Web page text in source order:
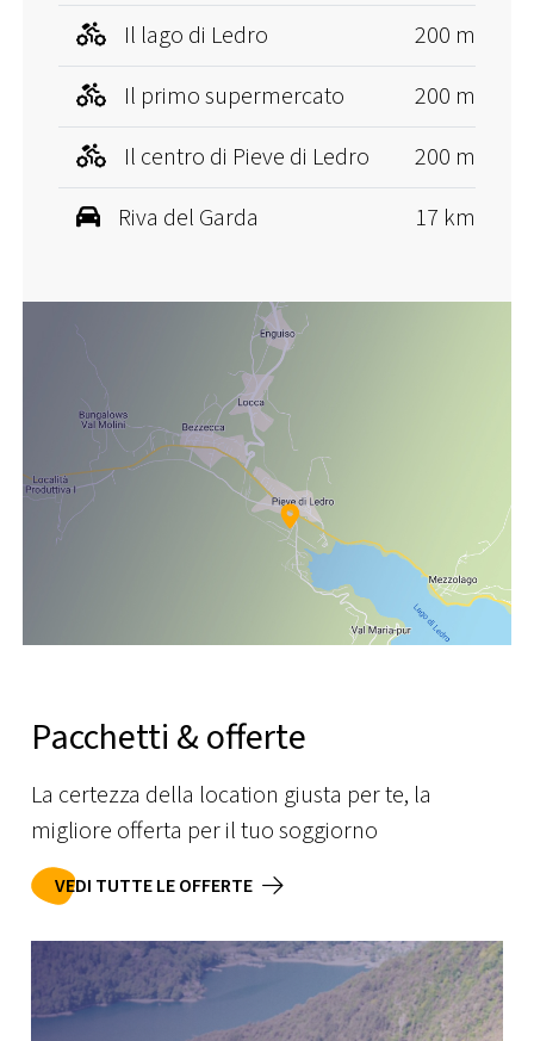
Il lago di Ledro
200 m
Il primo supermercato
200 m
Il centro di Pieve di Ledro
200 m
Riva del Garda
17 km
Pacchetti & offerte
La certezza della location giusta per te, la
migliore offerta per il tuo soggiorno
VEDI TUTTE LE OFFERTE